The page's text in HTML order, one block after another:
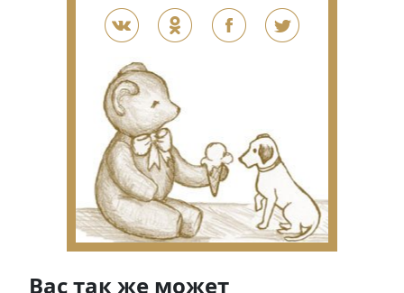
Вас так же может